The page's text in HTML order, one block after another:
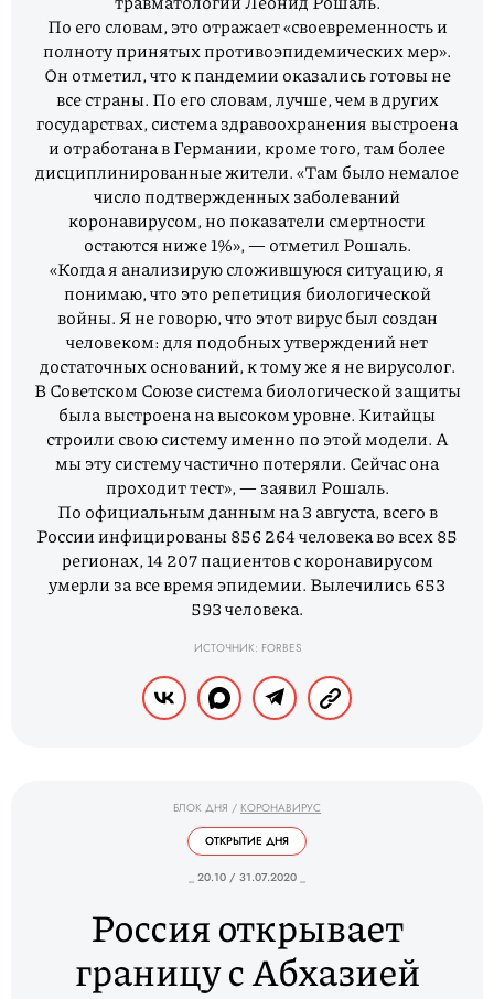
По его словам, это отражает «своевременность и
полноту принятых противоэпидемических мер».
Он отметил, что к пандемии оказались готовы не
все страны. По его словам, лучше, чем в других
государствах, система здравоохранения выстроена
и отработана в Германии, кроме того, там более
дисциплинированные жители. «Там было немалое
число подтвержденных заболеваний
коронавирусом, но показатели смертности
остаются ниже 1%», — отметил Рошаль.
«Когда я анализирую сложившуюся ситуацию, я
понимаю, что это репетиция биологической
войны. Я не говорю, что этот вирус был создан
человеком: для подобных утверждений нет
достаточных оснований, к тому же я не вирусолог.
В Советском Союзе система биологической защиты
была выстроена на высоком уровне. Китайцы
строили свою систему именно по этой модели. А
мы эту систему частично потеряли. Сейчас она
проходит тест», — заявил Рошаль.
По официальным данным на 3 августа, всего в
России инфицированы 856 264 человека во всех 85
регионах, 14 207 пациентов с коронавирусом
умерли за все время эпидемии. Вылечились 653
593 человека.
ИСТОЧНИК: FORBES
БЛОК ДНЯ / КОРОНАВИРУС
ОТКРЫТИЕ ДНЯ
_ 20.10 / 31.07.2020 _
Россия открывает
границу с Абхазией